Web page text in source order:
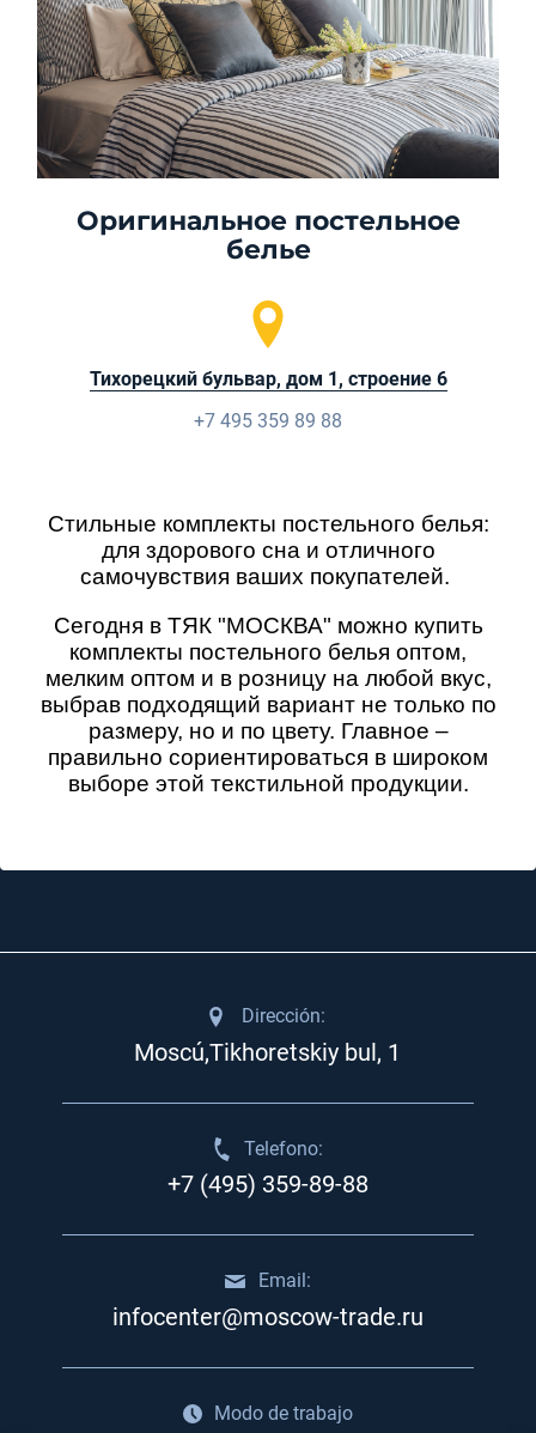
Оригинальное постельное
белье
Тихорецкий бульвар, дом 1, строение 6
+7 495 359 89 88
Стильные комплекты постельного белья:
для здорового сна и отличного
самочувствия ваших покупателей.
Сегодня в ТЯК "МОСКВА" можно купить
комплекты постельного белья оптом,
мелким оптом и в розницу на любой вкус,
выбрав подходящий вариант не только по
размеру, но и по цвету. Главное –
правильно сориентироваться в широком
выборе этой текстильной продукции.
Dirección:
Moscú,Tikhoretskiy bul, 1
Telefono:
+7 (495) 359-89-88
Email:
infocenter@moscow-trade.ru
Modo de trabajo